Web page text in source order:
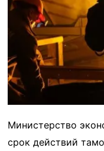
Министерство
срок действий